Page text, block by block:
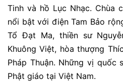
Tinh và hồ Lục Nhạc. Chùa
nổi bật với điện Tam Bảo
Tổ Đạt Ma, thiền sư
Khuông Việt, hòa thượng
Pháp Thuận. Những vị
Phật giáo tại Việt Nam.